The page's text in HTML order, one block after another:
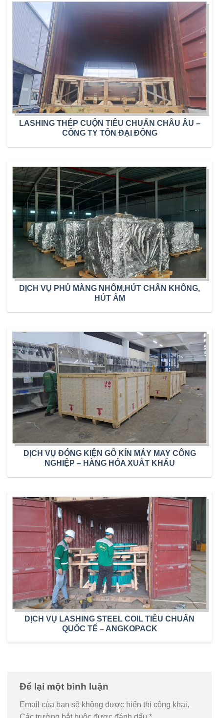
LASHING THÉP CUỘN TIÊU CHUẨN CHÂU ÂU –
CÔNG TY TÔN ĐẠI ĐÔNG
DỊCH VỤ PHỦ MÀNG NHÔM,HÚT CHÂN KHÔNG,
HÚT ẨM
DỊCH VỤ ĐÓNG KIỆN GỖ KÍN MÁY MAY CÔNG
NGHIỆP – HÀNG HÓA XUẤT KHẨU
DỊCH VỤ LASHING STEEL COIL TIÊU CHUẨN
QUỐC TẾ – ANGKOPACK
Để lại một bình luận
Email của bạn sẽ không được hiển thị công khai.